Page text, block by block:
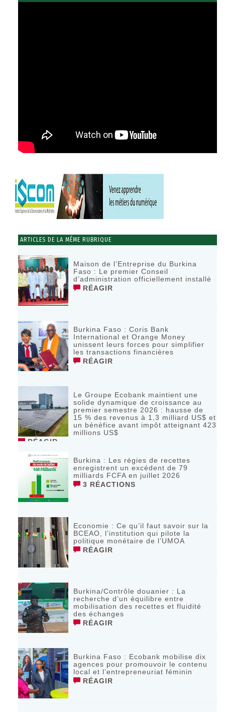
ARTICLES DE LA MÊME RUBRIQUE
Maison de l’Entreprise du Burkina
Faso : Le premier Conseil
d’administration officiellement installé
RÉAGIR
Burkina Faso : Coris Bank
International et Orange Money
unissent leurs forces pour simplifier
les transactions financières
RÉAGIR
Le Groupe Ecobank maintient une
solide dynamique de croissance au
premier semestre 2026 : hausse de
15 % des revenus à 1,3 milliard US$ et
un bénéfice avant impôt atteignant 423
millions US$
RÉAGIR
Burkina : Les régies de recettes
enregistrent un excédent de 79
milliards FCFA en juillet 2026
3 RÉACTIONS
Economie : Ce qu’il faut savoir sur la
BCEAO, l’institution qui pilote la
politique monétaire de l’UMOA
RÉAGIR
Burkina/Contrôle douanier : La
recherche d’un équilibre entre
mobilisation des recettes et fluidité
des échanges
RÉAGIR
Burkina Faso : Ecobank mobilise dix
agences pour promouvoir le contenu
local et l’entrepreneuriat féminin
RÉAGIR